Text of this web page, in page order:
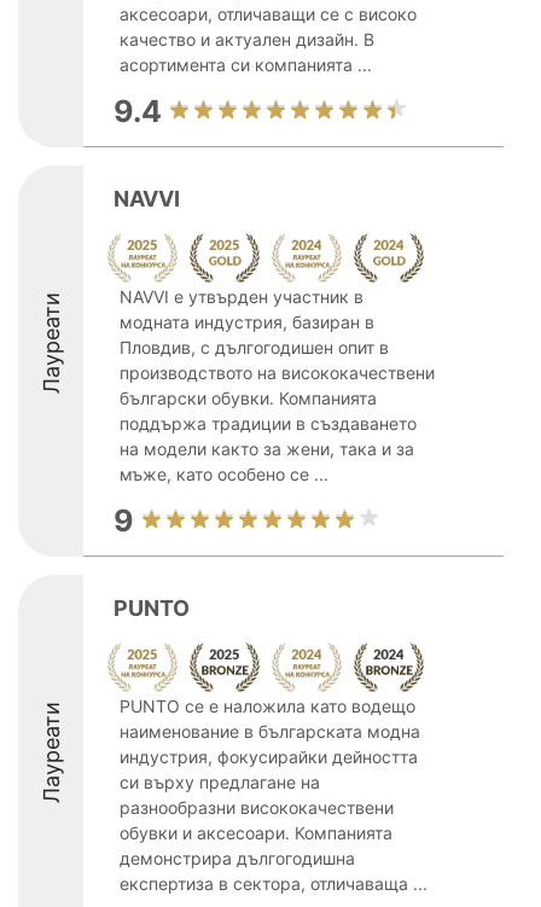
аксесоари, отличаващи се с високо
качество и актуален дизайн. В
асортимента си компанията ...
9.4
Лауреати
NAVVI
NAVVI е утвърден участник в
модната индустрия, базиран в
Пловдив, с дългогодишен опит в
производството на висококачествени
български обувки. Компанията
поддържа традиции в създаването
на модели както за жени, така и за
мъже, като особено се ...
9
Лауреати
PUNTO
PUNTO се е наложила като водещо
наименование в българската модна
индустрия, фокусирайки дейността
си върху предлагане на
разнообразни висококачествени
обувки и аксесоари. Компанията
демонстрира дългогодишна
експертиза в сектора, отличаваща ...